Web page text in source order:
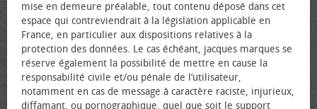
mise en demeure préalable, tout contenu déposé dans cet
espace qui contreviendrait à la législation applicable en
France, en particulier aux dispositions relatives à la
protection des données. Le cas échéant, jacques marques se
réserve également la possibilité de mettre en cause la
responsabilité civile et/ou pénale de l’utilisateur,
notamment en cas de message à caractère raciste, injurieux,
diffamant, ou pornographique, quel que soit le support